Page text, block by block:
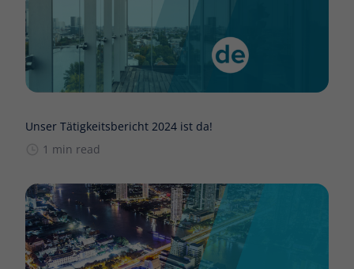
Unser Tätigkeitsbericht 2024 ist da!
1 min read